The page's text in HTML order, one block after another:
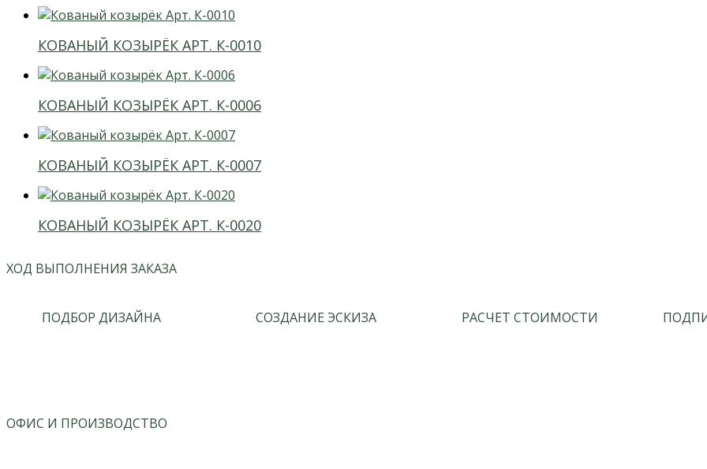
КОВАНЫЙ КОЗЫРЁК АРТ. К-0010
КОВАНЫЙ КОЗЫРЁК АРТ. К-0006
КОВАНЫЙ КОЗЫРЁК АРТ. К-0007
КОВАНЫЙ КОЗЫРЁК АРТ. К-0020
ХОД ВЫПОЛНЕНИЯ ЗАКАЗА
ПОДБОР ДИЗАЙНА СОЗДАНИЕ ЭСКИЗА РАСЧЕТ СТОИМОСТИ
ОФИС И ПРОИЗВОДСТВО